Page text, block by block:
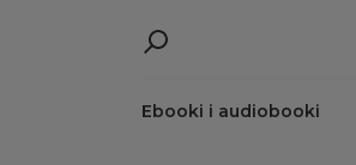
Ebooki i audiobooki